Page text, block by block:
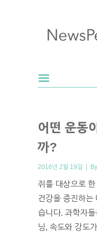
어떤 운동
까?
2016년 2월 19일 |
쥐를 대상으로
건강을 증진하는
습니다. 과학자
닝, 속도와 강도